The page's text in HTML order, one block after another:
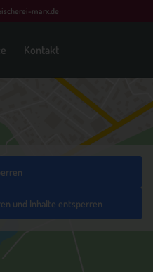
marx.de
Kontakt
und Inhalte entsperren